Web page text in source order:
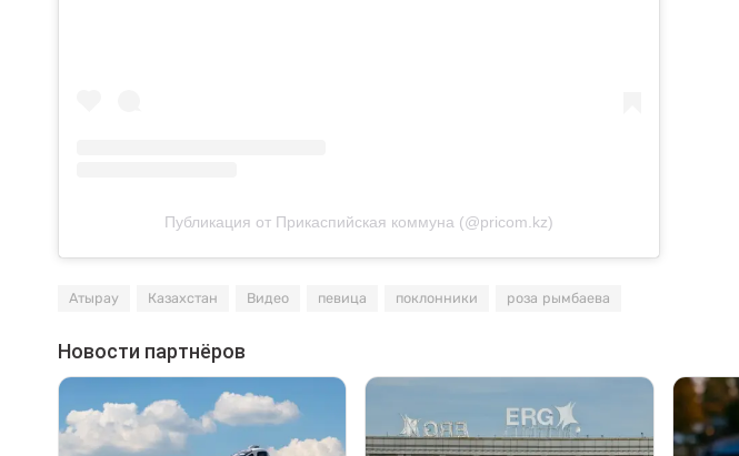
Публикация от Прикаспийская коммуна (@pricom.kz)
Атырау Казахстан Видео певица поклонники роза рымбаева